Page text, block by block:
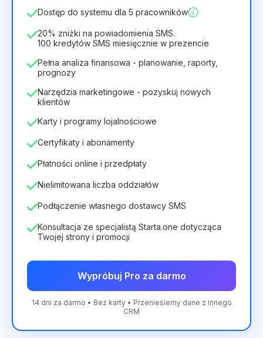
40zł28zł miesiąc
336zł za 12 Months
Dostęp do systemu dla 5 pracowników
20% zniżki na powiadomienia SMS.
100 kredytów SMS miesięcznie w prezencie
Pełna analiza finansowa - planowanie, raporty,
prognozy
Narzędzia marketingowe - pozyskuj nowych
klientów
Karty i programy lojalnościowe
Certyfikaty i abonamenty
Płatności online i przedpłaty
Nielimitowana liczba oddziałów
Podłączenie własnego dostawcy SMS
Konsultacja ze specjalistą Starta.one dotycząca
Twojej strony i promocji
Wypróbuj Pro za darmo
14 dni za darmo • Bez karty • Przeniesiemy dane z innego
CRM